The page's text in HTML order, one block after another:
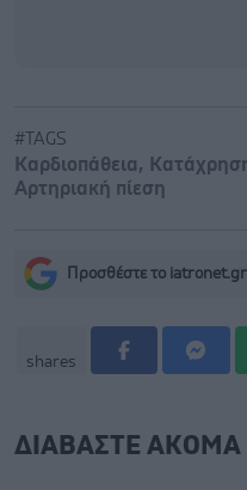
#TAGS
Καρδιοπάθεια,
Αρτηριακή πίεση
Προσθέστε το
shares
ΔΙΑΒΑΣΤΕ ΑΚΟΜΑ